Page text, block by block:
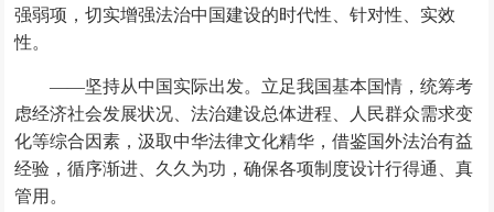
强弱项，切实增强法治中国建设的时代性、针对性、实效
性。
——坚持从中国实际出发。立足我国基本国情，统筹考
虑经济社会发展状况、法治建设总体进程、人民群众需求变
化等综合因素，汲取中华法律文化精华，借鉴国外法治有益
经验，循序渐进、久久为功，确保各项制度设计行得通、真
管用。